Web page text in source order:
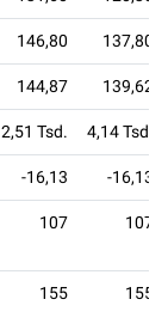
146,80 137,80
144,87 139,62
2,51 Tsd. 4,14 Tsd.
-16,13 -16,13
107 107
155 155